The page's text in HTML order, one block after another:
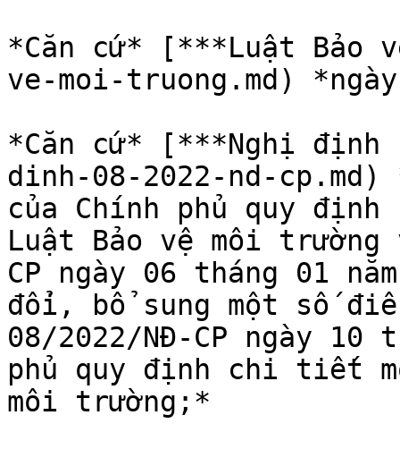
*Căn cứ* [***Luật Bảo
ve-moi-truong.md)
*Căn cứ* [***Nghị định
dinh-08-2022-nd-cp.md)
của Chính phủ quy
Luật Bảo vệ môi
CP ngày 06 tháng 01
đổi, bổ sung một số
08/2022/NĐ-CP ngày 10
phủ quy định chi tiết
môi trường;*